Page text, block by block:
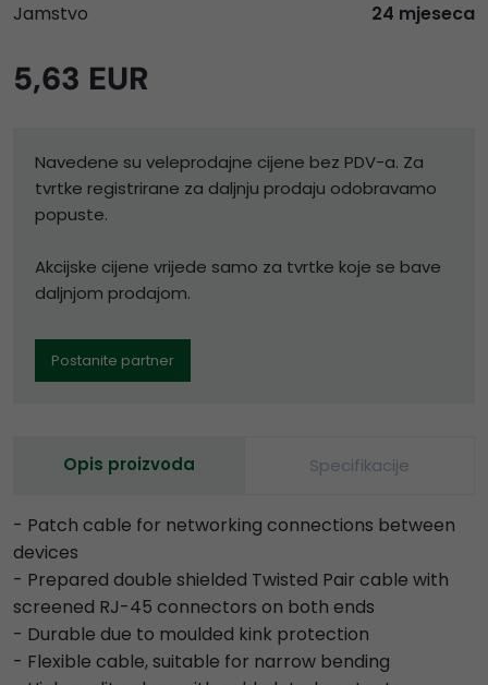
Jamstvo 24 mjeseca
5,63 EUR
Navedene su veleprodajne cijene bez PDV-a. Za
tvrtke registrirane za daljnju prodaju odobravamo
popuste.
Akcijske cijene vrijede samo za tvrtke koje se bave
daljnjom prodajom.
Postanite partner
Opis proizvoda Specifikacije
- Patch cable for networking connections between
devices
- Prepared double shielded Twisted Pair cable with
screened RJ-45 connectors on both ends
- Durable due to moulded kink protection
- Flexible cable, suitable for narrow bending